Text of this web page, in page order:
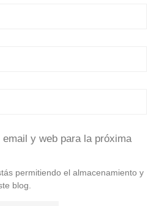
y web para la próxima
permitiendo el almacenamiento y
blog.